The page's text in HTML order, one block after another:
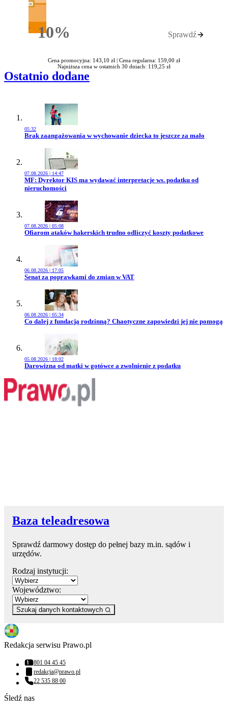
10%Rabatu Sprawdź
Cena promocyjna: 143,10 zł | Cena regularna: 159,00 zł
Najniższa cena w ostatnich 30 dniach: 119,25 zł
Ostatnio dodane
05:32
Przejdź do artykułu:
Brak zaangażowania w wychowanie dziecka to jeszcze za mało
07.08.2026 | 14:47
Przejdź do artykułu:
MF: Dyrektor KIS ma wydawać interpretacje ws. podatku od
nieruchomości
07.08.2026 | 05:08
Przejdź do artykułu:
Ofiarom ataków hakerskich trudno odliczyć koszty podatkowe
06.08.2026 | 17:05
Przejdź do artykułu:
Senat za poprawkami do zmian w VAT
06.08.2026 | 05:34
Przejdź do artykułu:
Co dalej z fundacją rodzinną? Chaotyczne zapowiedzi jej nie pomogą
05.08.2026 | 18:02
Przejdź do artykułu:
Darowizna od matki w gotówce a zwolnienie z podatku
Baza teleadresowa
Sprawdź darmowy dostęp do pełnej bazy m.in. sądów i
urzędów.
Rodzaj instytucji:
Województwo:
Szukaj danych kontaktowych
Redakcja serwisu Prawo.pl
Numer telefonu:
801 04 45 45
Adres email:
redakcja@prawo.pl
Numer telefonu:
22 535 88 00
Śledź nas